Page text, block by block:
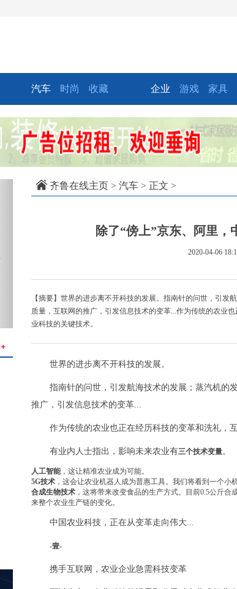
汽车 时尚 收藏 企业 游戏 家具
＋
齐鲁在线主页 > 汽车 > 正文 >
除了“傍上”京东、阿里，
2020-04-06
【摘要】世界的进步离不开科技的发展。指南针的问世，引
质量，互联网的推广，引发信息技术的变革...作为传统的农业
业科技的关键技术。
世界的进步离不开科技的发展。
指南针的问世，引发航海技术的发展；蒸汽机的
推广，引发信息技术的变革...
作为传统的农业也正在经历科技的变革和洗礼，
有业内人士指出，影响未来农业有三个技术变量。
人工智能，这让精准农业成为可能。
5G技术 ，这会让农业机器人成为普惠工具。我们将看到一个小
合成生物技术 ，这将带来改变食品的生产方式。目前0.5公斤
来整个农业生产链的变化。
中国农业科技，正在从变革走向伟大...
-壹-
携手互联网，农业企业急需科技变革